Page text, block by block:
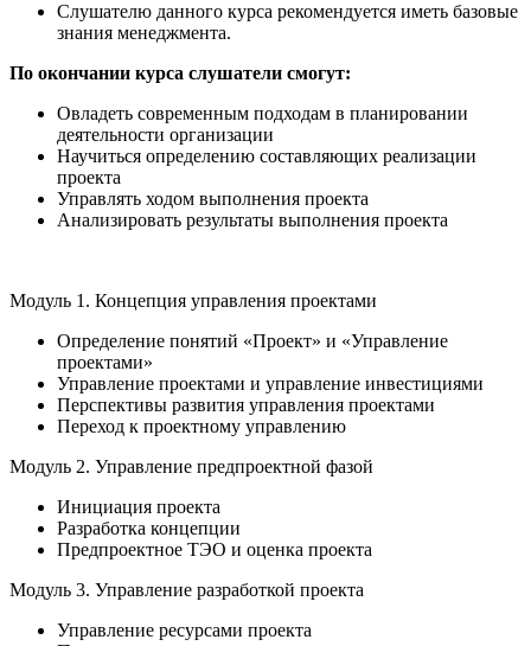
Слушателю данного курса рекомендуется иметь базовые
знания менеджмента.
По окончании курса слушатели смогут:
Овладеть современным подходам в планировании
деятельности организации
Научиться определению составляющих реализации
проекта
Управлять ходом выполнения проекта
Анализировать результаты выполнения проекта
Модуль 1. Концепция управления проектами
Определение понятий «Проект» и «Управление
проектами»
Управление проектами и управление инвестициями
Перспективы развития управления проектами
Переход к проектному управлению
Модуль 2. Управление предпроектной фазой
Инициация проекта
Разработка концепции
Предпроектное ТЭО и оценка проекта
Модуль 3. Управление разработкой проекта
Управление ресурсами проекта